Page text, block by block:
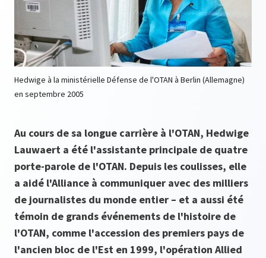
Hedwige à la ministérielle Défense de l'OTAN à Berlin (Allemagne)
en septembre 2005
Au cours de sa longue carrière à l'OTAN, Hedwige
Lauwaert a été l'assistante principale de quatre
porte-parole de l'OTAN. Depuis les coulisses, elle
a aidé l'Alliance à communiquer avec des milliers
de journalistes du monde entier – et a aussi été
témoin de grands événements de l'histoire de
l'OTAN, comme l'accession des premiers pays de
l'ancien bloc de l'Est en 1999, l'opération Allied